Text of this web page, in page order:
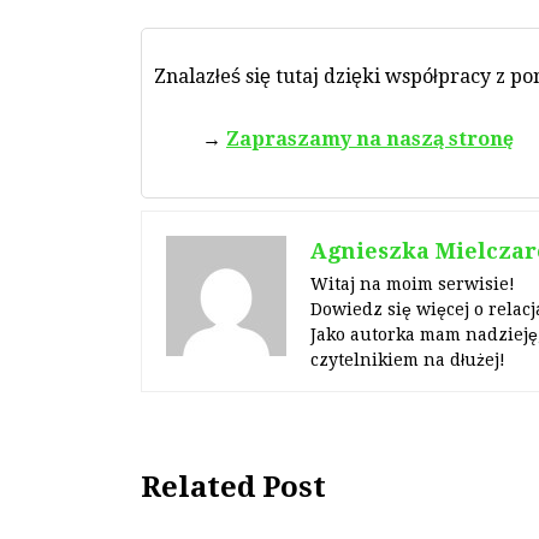
Znalazłeś się tutaj dzięki współpracy z
Zapraszamy na naszą stronę
Agnieszka
Witaj na moim serwisie!
Dowiedz się więcej o
Jako autorka mam
czytelnikiem na dłużej!
Related Post